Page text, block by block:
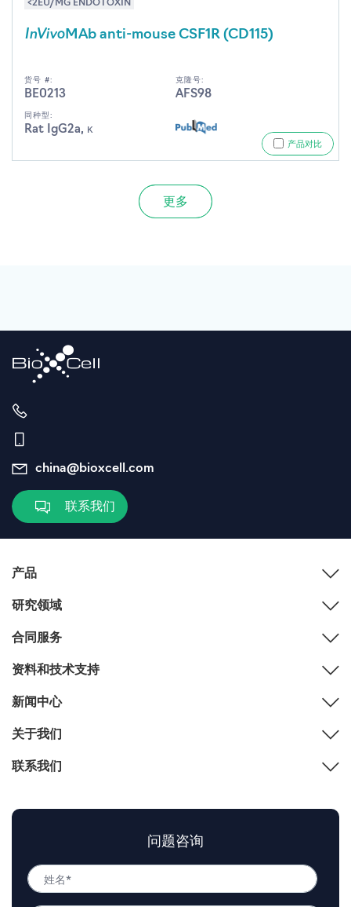
<2EU/MG ENDOTOXIN
InVivoMAb anti-mouse CSF1R (CD115)
货号 #:
BE0213
克隆号:
AFS98
同种型:
Rat IgG2a, κ
产品对比
更多
china@bioxcell.com
联系我们
产品
研究领域
合同服务
资料和技术支持
新闻中心
关于我们
联系我们
问题咨询
姓
名